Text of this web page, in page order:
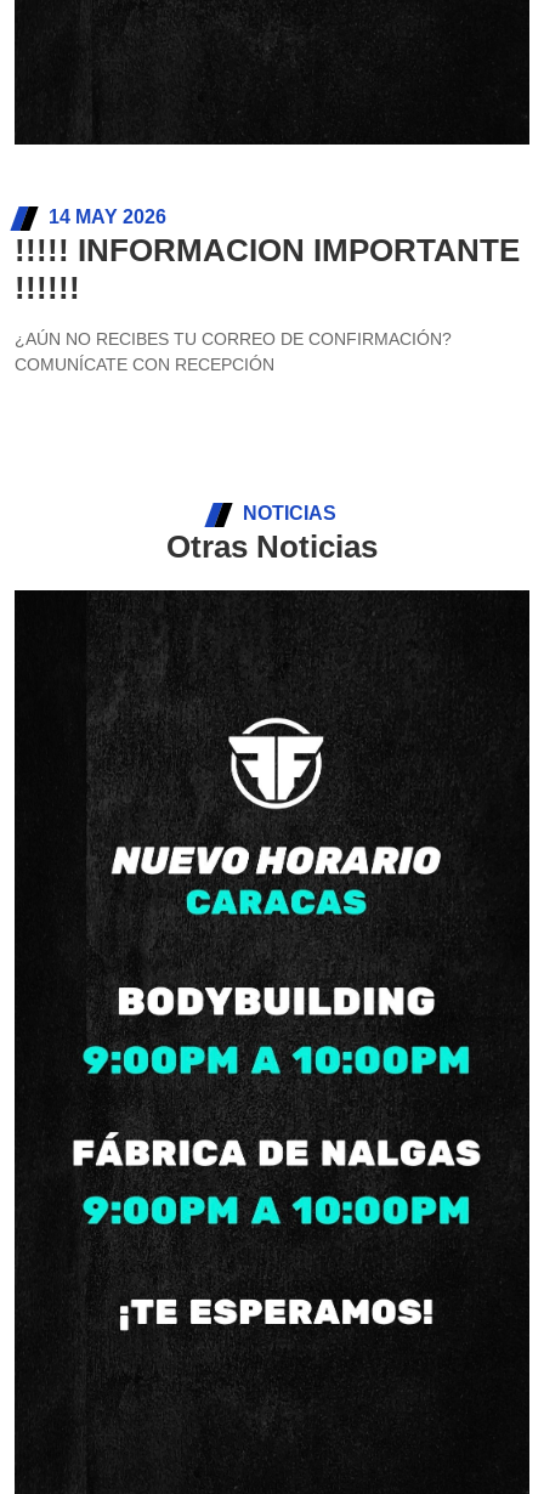
14 MAY 2026
!!!!! INFORMACION IMPORTANTE
!!!!!!
¿AÚN NO RECIBES TU CORREO DE CONFIRMACIÓN?
COMUNÍCATE CON RECEPCIÓN
NOTICIAS
Otras Noticias